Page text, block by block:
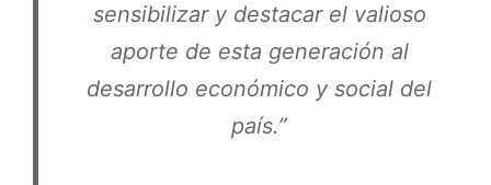
sensibilizar y destacar el valioso
aporte de esta generación al
desarrollo económico y social del
país.”